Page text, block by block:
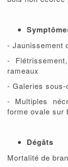
- Jaunissement
-
rameaux
- Galeries
- Multiples
forme ovale sur
Dégâts
Mortalité de